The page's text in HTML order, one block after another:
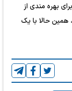
بهره مندی از
همین حالا با یک